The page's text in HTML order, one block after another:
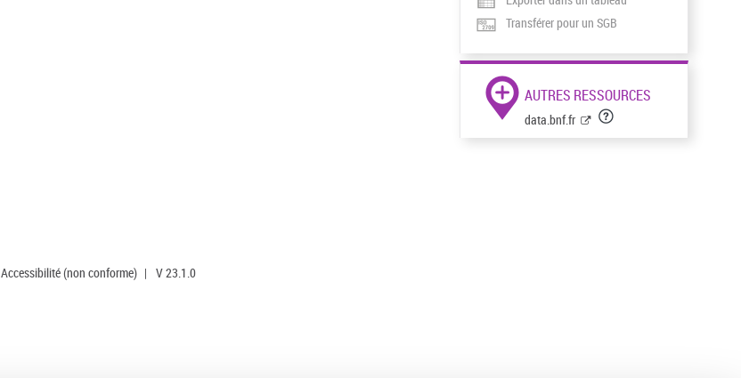
Transférer pour un SGB
AUTRES RESSOURCES
data.bnf.fr
Accessibilité (non conforme) | V 23.1.0